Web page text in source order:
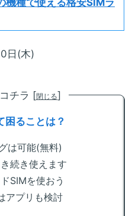
機種で使える格安SIMラ
日(木)
チラ [閉じる]
困ることは？
は可能(無料)
続き使えます
SIMを使おう
アプリも検討